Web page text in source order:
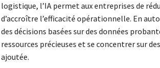
logistique, l’IA permet aux entreprises de
d’accroître l’efficacité opérationnelle. En
des décisions basées sur des données
ressources précieuses et se concentrer sur
ajoutée.